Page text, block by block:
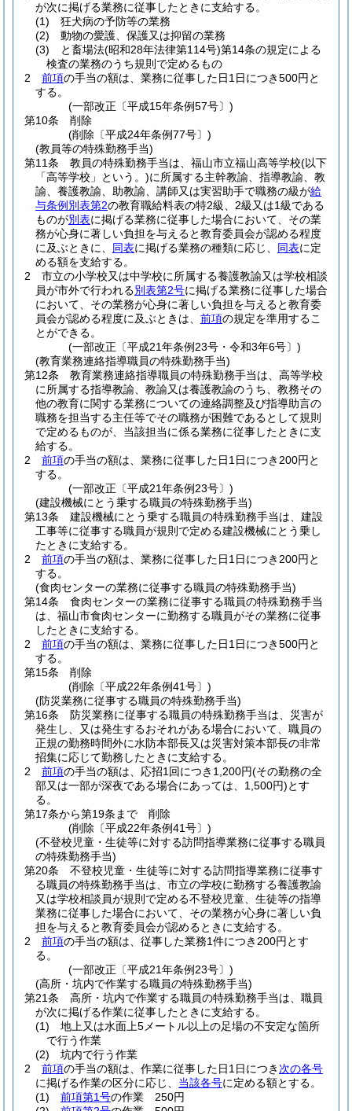
が次に掲げる業務に従事したときに支給する。
(1)
狂犬病の予防等の業務
(2)
動物の愛護、保護又は抑留の業務
(3)
と畜場法(昭和28年法律第114号)第14条の規定による
検査の業務のうち規則で定めるもの
2
前項の手当の額は、業務に従事した日1日につき500円と
する。
(一部改正〔平成15年条例57号〕)
第10条
削除
(削除〔平成24年条例77号〕)
(教員等の特殊勤務手当)
第11条
教員の特殊勤務手当は、福山市立福山高等学校(以下
「高等学校」という。)に所属する主幹教諭、指導教諭、教
諭、養護教諭、助教諭、講師又は実習助手で職務の級が給
与条例別表第2の教育職給料表の特2級、2級又は1級である
ものが別表に掲げる業務に従事した場合において、その業
務が心身に著しい負担を与えると教育委員会が認める程度
に及ぶときに、 同表に掲げる業務の種類に応じ、 同表に定
める額を支給する。
2
市立の小学校又は中学校に所属する養護教諭又は学校相談
員が市外で行われる別表第2号に掲げる業務に従事した場合
において、その業務が心身に著しい負担を与えると教育委
員会が認める程度に及ぶときは、 前項の規定を準用するこ
とができる。
(一部改正〔平成21年条例23号・令和3年6号〕)
(教育業務連絡指導職員の特殊勤務手当)
第12条
教育業務連絡指導職員の特殊勤務手当は、高等学校
に所属する指導教諭、教諭又は養護教諭のうち、教務その
他の教育に関する業務についての連絡調整及び指導助言の
職務を担当する主任等でその職務が困難であるとして規則
で定めるものが、当該担当に係る業務に従事したときに支
給する。
2
前項の手当の額は、業務に従事した日1日につき200円と
する。
(一部改正〔平成21年条例23号〕)
(建設機械にとう乗する職員の特殊勤務手当)
第13条
建設機械にとう乗する職員の特殊勤務手当は、建設
工事等に従事する職員が規則で定める建設機械にとう乗し
たときに支給する。
2
前項の手当の額は、業務に従事した日1日につき200円と
する。
(食肉センターの業務に従事する職員の特殊勤務手当)
第14条
食肉センターの業務に従事する職員の特殊勤務手当
は、福山市食肉センターに勤務する職員がその業務に従事
したときに支給する。
2
前項の手当の額は、業務に従事した日1日につき500円と
する。
第15条
削除
(削除〔平成22年条例41号〕)
(防災業務に従事する職員の特殊勤務手当)
第16条
防災業務に従事する職員の特殊勤務手当は、災害が
発生し、又は発生するおそれがある場合において、職員の
正規の勤務時間外に水防本部長又は災害対策本部長の非常
招集に応じて勤務したときに支給する。
2
前項の手当の額は、応招1回につき1,200円(その勤務の全
部又は一部が深夜である場合にあっては、1,500円)とす
る。
第17条から第19条まで
削除
(削除〔平成22年条例41号〕)
(不登校児童・生徒等に対する訪問指導業務に従事する職員
の特殊勤務手当)
第20条
不登校児童・生徒等に対する訪問指導業務に従事す
る職員の特殊勤務手当は、市立の学校に勤務する養護教諭
又は学校相談員が規則で定める不登校児童、生徒等の指導
業務に従事した場合において、その業務が心身に著しい負
担を与えると教育委員会が認めるときに支給する。
2
前項の手当の額は、従事した業務1件につき200円とす
る。
(一部改正〔平成21年条例23号〕)
(高所・坑内で作業する職員の特殊勤務手当)
第21条
高所・坑内で作業する職員の特殊勤務手当は、職員
が次に掲げる作業に従事したときに支給する。
(1)
地上又は水面上5メートル以上の足場の不安定な箇所
で行う作業
(2)
坑内で行う作業
2
前項の手当の額は、作業に従事した日1日につき 次の各号
に掲げる作業の区分に応じ、 当該各号に定める額とする。
(1)
前項第1号の作業 250円